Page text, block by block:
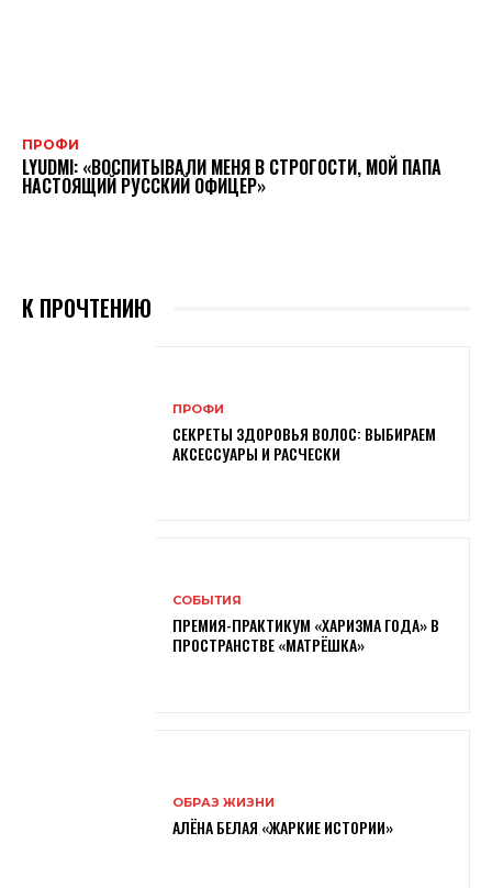
ПРОФИ
LYUDMI: «ВОСПИТЫВАЛИ МЕНЯ В СТРОГОСТИ, МОЙ ПАПА
НАСТОЯЩИЙ РУССКИЙ ОФИЦЕР»
К ПРОЧТЕНИЮ
ПРОФИ
СЕКРЕТЫ ЗДОРОВЬЯ ВОЛОС: ВЫБИРАЕМ
АКСЕССУАРЫ И РАСЧЕСКИ
СОБЫТИЯ
ПРЕМИЯ-ПРАКТИКУМ «ХАРИЗМА ГОДА» В
ПРОСТРАНСТВЕ «МАТРЁШКА»
ОБРАЗ ЖИЗНИ
АЛЁНА БЕЛАЯ «ЖАРКИЕ ИСТОРИИ»